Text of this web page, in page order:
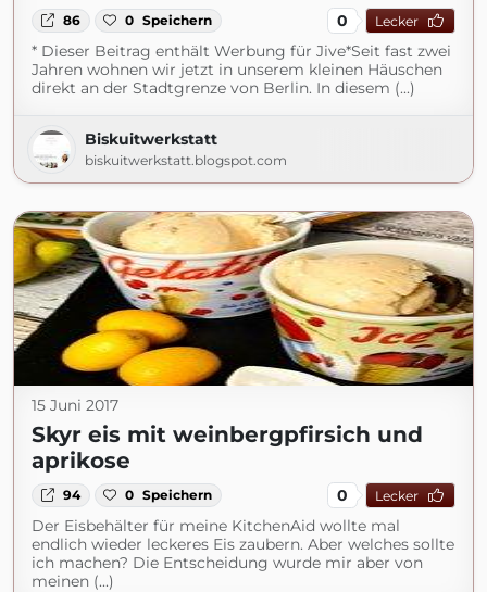
86 0 Speichern 0 Lecker
* Dieser Beitrag enthält Werbung für Jive*Seit fast zwei
Jahren wohnen wir jetzt in unserem kleinen Häuschen
direkt an der Stadtgrenze von Berlin. In diesem (...)
Biskuitwerkstatt
biskuitwerkstatt.blogspot.com
15 Juni 2017
Skyr eis mit weinbergpfirsich und
aprikose
94 0 Speichern 0 Lecker
Der Eisbehälter für meine KitchenAid wollte mal
endlich wieder leckeres Eis zaubern. Aber welches sollte
ich machen? Die Entscheidung wurde mir aber von
meinen (...)